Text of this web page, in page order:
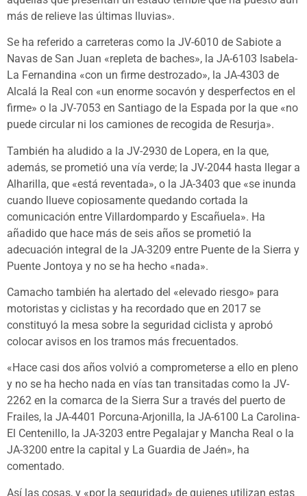
más de relieve las últimas lluvias».
Se ha referido a carreteras como la JV-6010 de Sabiote a
Navas de San Juan «repleta de baches», la JA-6103 Isabela-
La Fernandina «con un firme destrozado», la JA-4303 de
Alcalá la Real con «un enorme socavón y desperfectos en el
firme» o la JV-7053 en Santiago de la Espada por la que «no
puede circular ni los camiones de recogida de Resurja».
También ha aludido a la JV-2930 de Lopera, en la que,
además, se prometió una vía verde; la JV-2044 hasta llegar a
Alharilla, que «está reventada», o la JA-3403 que «se inunda
cuando llueve copiosamente quedando cortada la
comunicación entre Villardompardo y Escañuela». Ha
añadido que hace más de seis años se prometió la
adecuación integral de la JA-3209 entre Puente de la Sierra y
Puente Jontoya y no se ha hecho «nada».
Camacho también ha alertado del «elevado riesgo» para
motoristas y ciclistas y ha recordado que en 2017 se
constituyó la mesa sobre la seguridad ciclista y aprobó
colocar avisos en los tramos más frecuentados.
«Hace casi dos años volvió a comprometerse a ello en pleno
y no se ha hecho nada en vías tan transitadas como la JV-
2262 en la comarca de la Sierra Sur a través del puerto de
Frailes, la JA-4401 Porcuna-Arjonilla, la JA-6100 La Carolina-
El Centenillo, la JA-3203 entre Pegalajar y Mancha Real o la
JA-3200 entre la capital y La Guardia de Jaén», ha
comentado.
Así las cosas, y «por la seguridad» de quienes utilizan estas